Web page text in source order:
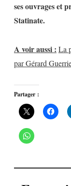
ses ouvrages et
Statinate.
A voir aussi : La
par Gérard
Partager :